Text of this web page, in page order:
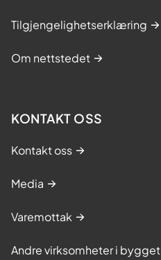
Tilgjengelighetserklæring
Om nettstedet
KONTAKT OSS
Kontakt oss
Media
Varemottak
Andre virksomheter i bygget